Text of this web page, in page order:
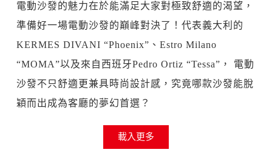
電動沙發的魅力在於能滿足大家對極致舒適的渴望，
準備好一場電動沙發的巔峰對決了！代表義大利的
KERMES DIVANI “Phoenix”、Estro Milano
“MOMA”以及來自西班牙Pedro Ortiz “Tessa”， 電動
沙發不只舒適更兼具時尚設計感，究竟哪款沙發能脫
穎而出成為客廳的夢幻首選？
載入更多